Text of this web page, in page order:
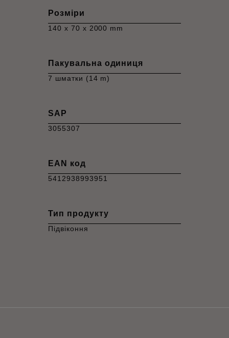
Розміри
140 x 70 x 2000 mm
Пакувальна одиниця
7 шматки (14 m)
SAP
3055307
EAN код
5412938993951
Тип продукту
Підвіконня